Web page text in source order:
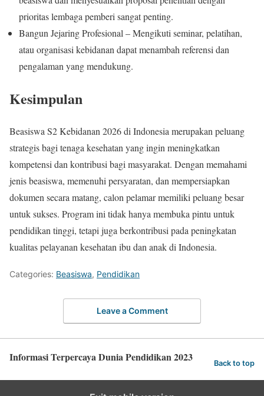
prioritas lembaga pemberi sangat penting.
Bangun Jejaring Profesional – Mengikuti seminar, pelatihan,
atau organisasi kebidanan dapat menambah referensi dan
pengalaman yang mendukung.
Kesimpulan
Beasiswa S2 Kebidanan 2026 di Indonesia merupakan peluang
strategis bagi tenaga kesehatan yang ingin meningkatkan
kompetensi dan kontribusi bagi masyarakat. Dengan memahami
jenis beasiswa, memenuhi persyaratan, dan mempersiapkan
dokumen secara matang, calon pelamar memiliki peluang besar
untuk sukses. Program ini tidak hanya membuka pintu untuk
pendidikan tinggi, tetapi juga berkontribusi pada peningkatan
kualitas pelayanan kesehatan ibu dan anak di Indonesia.
Categories: Beasiswa, Pendidikan
Leave a Comment
Informasi Terpercaya Dunia Pendidikan 2023 Back to top